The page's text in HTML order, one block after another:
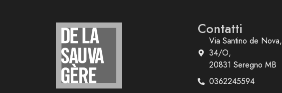
Contatti
Via Santino de Nova,
34/O,
20831 Seregno MB
0362245594